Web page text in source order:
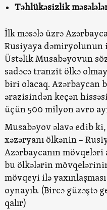
Təhlükəsizlik
İlk məsələ üzrə
Rusiyaya dəmiryolunun
Üstəlik Musabəyovun
sadəcə tranzit ölkə
biri olacaq. Azərbaycan
ərazisindən keçən
üçün 500 milyon avro
Musabəyov əlavə edib
xəzəryanı ölkənin –
Azərbaycanın mövqeləri
bu ölkələrin
mövqeyi ilə
oynayıb. (Bircə güzəştə
qalır)